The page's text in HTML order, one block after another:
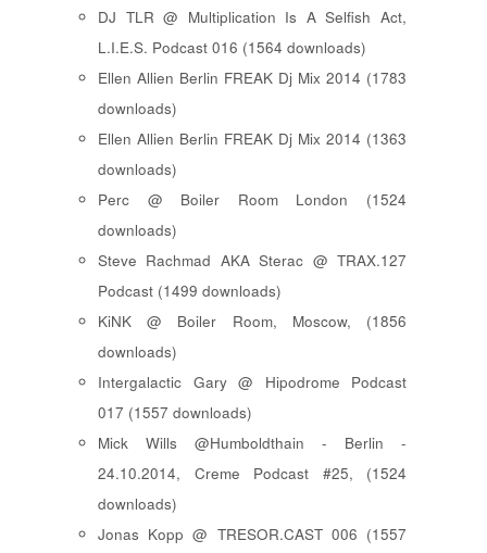
DJ TLR @ Multiplication Is A Selfish Act,
L.I.E.S. Podcast 016 (1564 downloads)
Ellen Allien Berlin FREAK Dj Mix 2014 (1783
downloads)
Ellen Allien Berlin FREAK Dj Mix 2014 (1363
downloads)
Perc @ Boiler Room London (1524
downloads)
Steve Rachmad AKA Sterac @ TRAX.127
Podcast (1499 downloads)
KiNK @ Boiler Room, Moscow, (1856
downloads)
Intergalactic Gary @ Hipodrome Podcast
017 (1557 downloads)
Mick Wills @Humboldthain - Berlin -
24.10.2014, Creme Podcast #25, (1524
downloads)
Jonas Kopp @ TRESOR.CAST 006 (1557